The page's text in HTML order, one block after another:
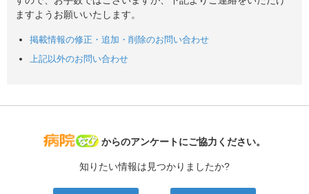
ますようお願いいたします。
掲載情報の修正・追加・削除のお問い合わせ
上記以外のお問い合わせ
病院なび
からのアンケートにご協力ください。
知りたい情報は見つかりましたか?